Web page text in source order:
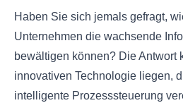
Haben Sie sich jemals gefragt,
Unternehmen die wachsende
bewältigen können? Die Antwort
innovativen Technologie liegen,
intelligente Prozesssteuerung